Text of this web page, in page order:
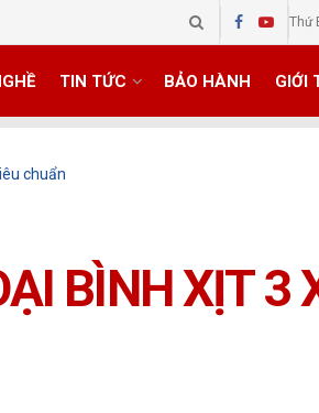
Thứ
TIN TỨC BẢO HÀNH GIỚI
BÌNH XỊT 3